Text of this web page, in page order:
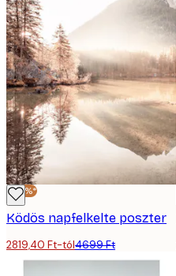
-40%*
Ködös napfelkelte poszter
2819,40 Ft-tól4699 Ft